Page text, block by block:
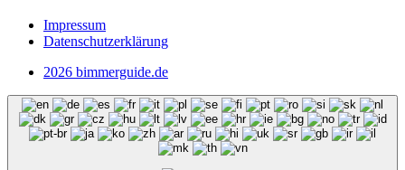
Impressum
Datenschutzerklärung
2026 bimmerguide.de